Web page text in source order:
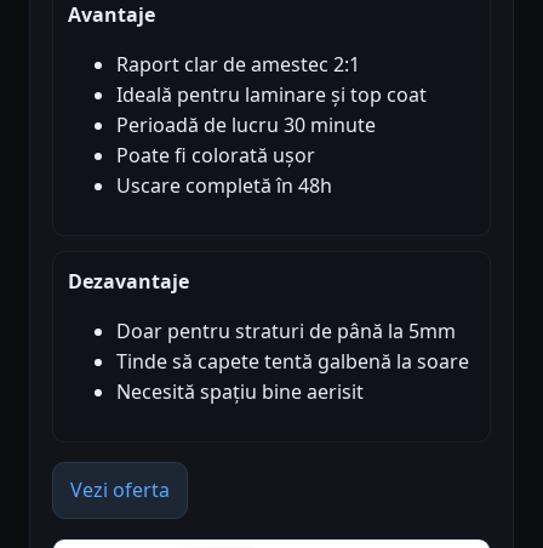
Avantaje
Raport clar de amestec 2:1
Ideală pentru laminare și top coat
Perioadă de lucru 30 minute
Poate fi colorată ușor
Uscare completă în 48h
Dezavantaje
Doar pentru straturi de până la 5mm
Tinde să capete tentă galbenă la soare
Necesită spațiu bine aerisit
Vezi oferta